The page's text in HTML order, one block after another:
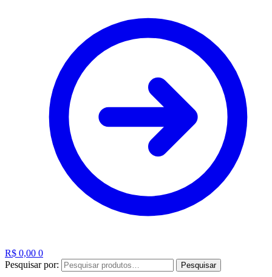
R$ 0,00 0
Pesquisar por:
Pesquisar